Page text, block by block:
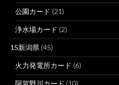
公園カード (21)
浄水場カード (2)
15新潟県 (45)
火力発電所カード (6)
阿賀野川カード (10)